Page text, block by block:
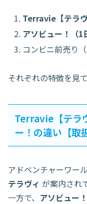
Terravie【テラ
アソビュー！（1
コンビニ前売り
それぞれの特徴を見
Terravie【テラ
ー！の違い【取
アドベンチャーワー
テラヴィ が案内され
一方で、 アソビュー